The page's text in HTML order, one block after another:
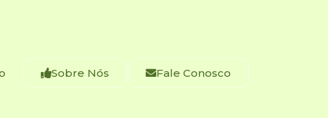
Sobre Nós Fale Conosco